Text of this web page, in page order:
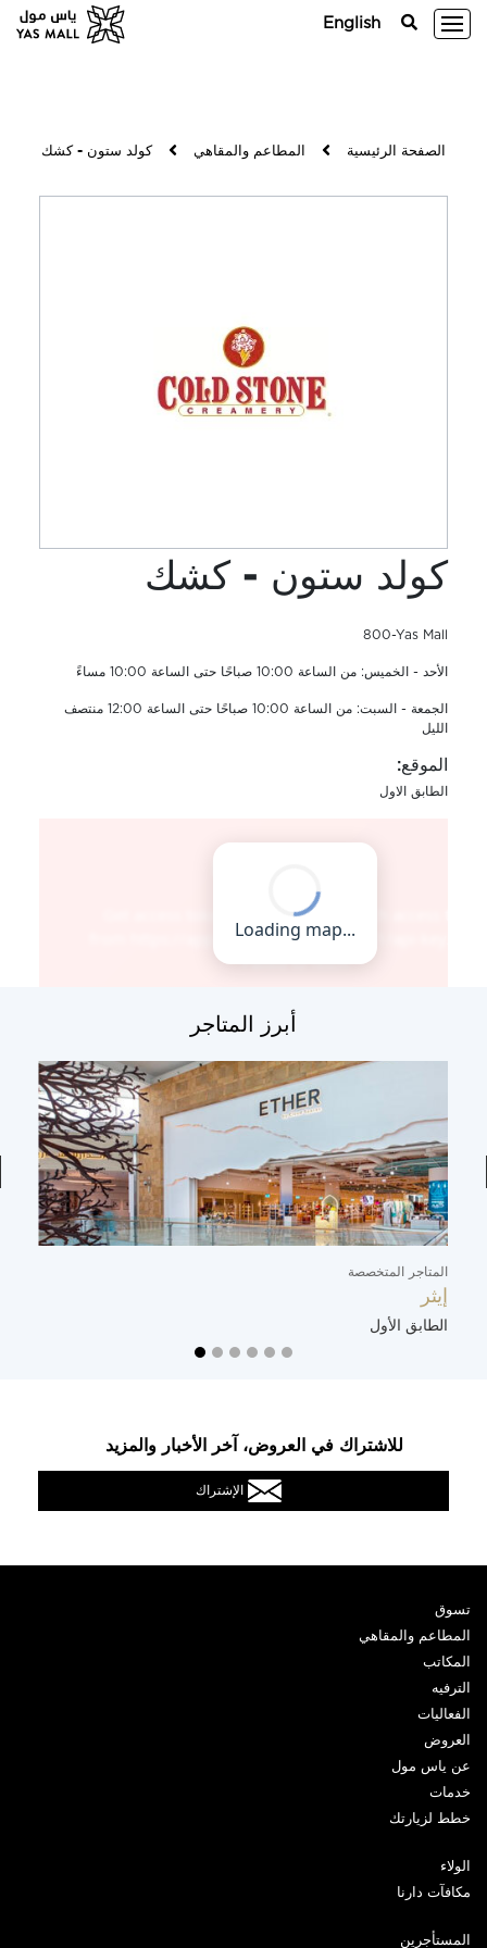
English
الصفحة الرئيسية المطاعم والمقاهي كولد ستون - كشك
كولد ستون - كشك
800-Yas Mall
الأحد - الخميس: من الساعة 10:00 صباحًا حتى الساعة 10:00 مساءً
الجمعة - السبت: من الساعة 10:00 صباحًا حتى الساعة 12:00 منتصف
الليل
الموقع:
الطابق الاول
أبرز المتاجر
المتاجر المتخصصة
إيثر
الطابق الأول
للاشتراك في العروض، آخر الأخبار والمزيد
الإشتراك
تسوق
المطاعم والمقاهي
المكاتب
الترفيه
الفعاليات
العروض
عن ياس مول
خدمات
خطط لزيارتك
الولاء
مكافآت دارنا
المستأجرين